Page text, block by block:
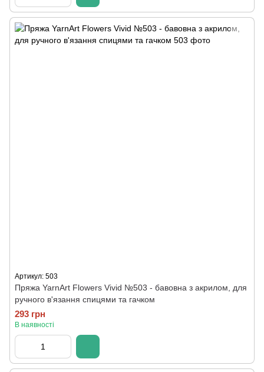
Артикул: 503
Пряжа YarnArt Flowers Vivid №503 - бавовна з акрилом, для
ручного в'язання спицями та гачком
293 грн
В наявності